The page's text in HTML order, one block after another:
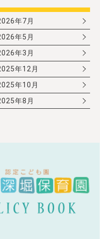
年7月
年5月
年3月
年12月
年10月
年8月